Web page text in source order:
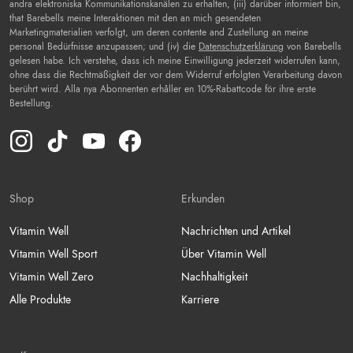
Shop
Vitamin Well
Vitamin Well Sport
Vitamin Well Zero
Alle Produkte
Erkunden
Nachrichten und Artikel
Über Vitamin Well
Nachhaltigkeit
Karriere
andra elektroniska Kommunikationskanälen zu erhalten, (iii) darüber informiert bin,
that Barebells meine Interaktionen mit den an mich gesendeten
Marketingmaterialien verfolgt, um deren contente and Zustellung an meine
personal Bedürfnisse anzupassen; und (iv) die Datenschutzerklärung von Barebells
gelesen habe. Ich verstehe, dass ich meine Einwilligung jederzeit widerrufen kann,
ohne dass die Rechtmäßigkeit der vor dem Widerruf erfolgten Verarbeitung davon
berührt wird. Alla nya Abonnenten erhåller en 10%-Rabattcode för ihre erste
Bestellung.
Instagram(Opens in a new tab)
TikTok(Opens in a new tab)
YouTube(Opens in a new tab)
Facebook(Opens in a new tab)